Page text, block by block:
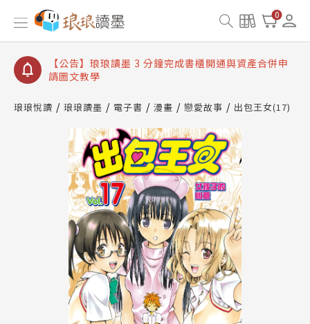
0
【公告】琅琅讀墨數位閱讀資產合併與書櫃開通申請
【公告】琅琅讀墨書櫃開通常見問題
【公告】琅琅讀墨 3 分鐘完成書櫃開通與資產合併申
請圖文教學
查詢
【公告】琅琅讀墨數位閱讀資產合併與書櫃開通申請
琅琅悅讀 琅琅讀墨 電子書 漫畫 戀愛故事 出包王女(17)